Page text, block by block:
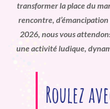
transformer la place du
rencontre,
2026, nous vous
une activité ludique,
Roulez